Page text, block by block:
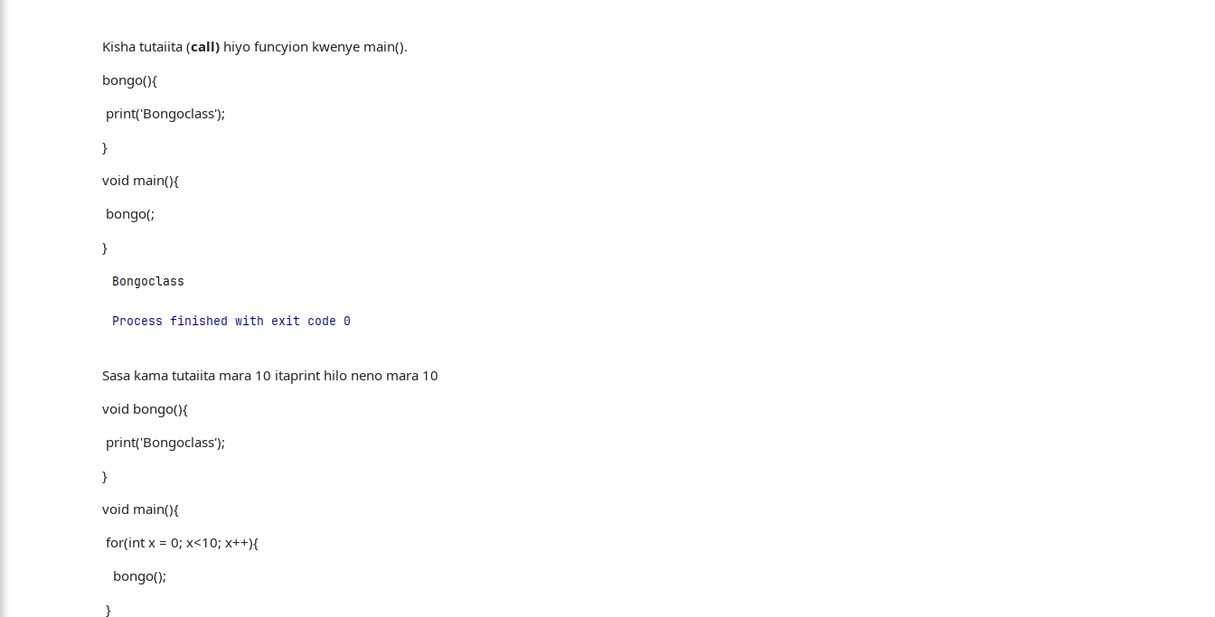
Kisha tutaiita (call) hiyo funcyion kwenye main().
bongo(){
print('Bongoclass');
}
void main(){
bongo(;
}
Sasa kama tutaiita mara 10 itaprint hilo neno mara 10
void bongo(){
print('Bongoclass');
}
void main(){
for(int x = 0; x<10; x++){
bongo();
}